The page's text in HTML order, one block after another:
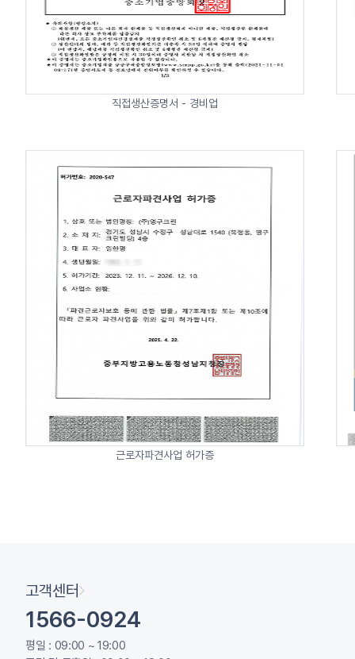
직접생산증명서 - 경비업
근로자파견사업 허가증
고객센터
1566-0924
평일 : 09:00 ~ 19:00